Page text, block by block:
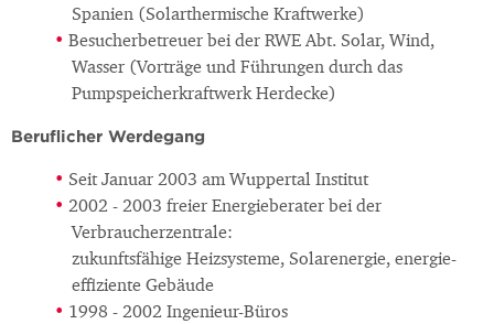
Spanien (Solarthermische Kraftwerke)
Besucherbetreuer bei der RWE Abt. Solar, Wind,
Wasser (Vorträge und Führungen durch das
Pumpspeicherkraftwerk Herdecke)
Beruflicher Werdegang
Seit Januar 2003 am Wuppertal Institut
2002 - 2003 freier Energieberater bei der
Verbraucherzentrale:
zukunftsfähige Heizsysteme, Solarenergie, energie-
effiziente Gebäude
1998 - 2002 Ingenieur-Büros